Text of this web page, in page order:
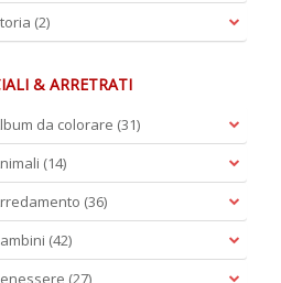
Arriva Il DAF XG+ 480
4.90 €
Digitale
2.90 €
(2)
& ARRETRATI
da colorare (31)
(14)
(36)
(42)
(27)